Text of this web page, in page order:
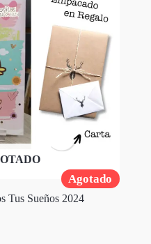
Agotado
Tus Sueños 2024